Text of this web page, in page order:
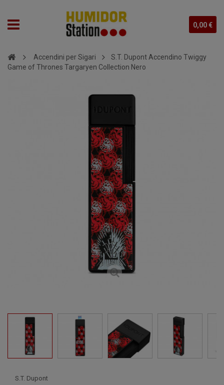
0,00 €
Accendini per Sigari
S.T. Dupont Accendino Twiggy
Game of Thrones Targaryen Collection Nero
S.T. Dupont